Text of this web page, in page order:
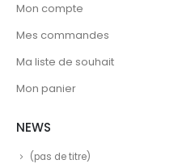
Mon compte
Mes commandes
Ma liste de souhait
Mon panier
NEWS
(pas de titre)